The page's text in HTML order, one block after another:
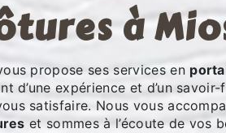
à
propose ses services en
d’une expérience et d’un
satisfaire. Nous vous
et sommes à l’écoute de vos